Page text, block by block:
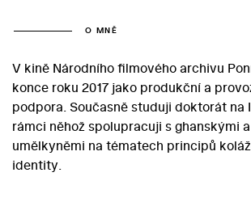
O MNĚ
V kině Národního filmového archivu
konce roku 2017 jako produkční a
podpora. Současně studuji doktorát na
rámci něhož spolupracuji s ghanskými
umělkyněmi na tématech principů
identity.